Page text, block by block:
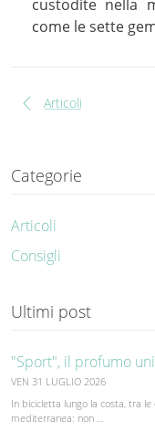
custodite nella
come le sette
chevron_left Articoli
Categorie
Articoli
Consigli
Ultimi post
"Sport", il profumo
VEN 31 LUGLIO 2026
In bicicletta lungo la costa, tra
mediterranea: non …